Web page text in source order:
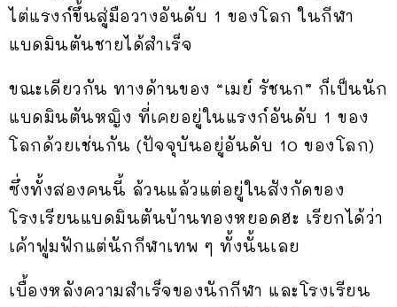
ไต่แรงก์ขึ้นสู่มือวางอันดับ 1 ของโลก ในกีฬา
แบดมินตันชายได้สำเร็จ
ขณะเดียวกัน ทางด้านของ “เมย์ รัชนก” ก็เป็นนัก
แบดมินตันหญิง ที่เคยอยู่ในแรงก์อันดับ 1 ของ
โลกด้วยเช่นกัน (ปัจจุบันอยู่อันดับ 10 ของโลก)
ซึ่งทั้งสองคนนี้ ล้วนแล้วแต่อยู่ในสังกัดของ
โรงเรียนแบดมินตันบ้านทองหยอดฮะ เรียกได้ว่า
เค้าฟูมฟักแต่นักกีฬาเทพ ๆ ทั้งนั้นเลย
เบื้องหลังความสำเร็จของนักกีฬา และโรงเรียน